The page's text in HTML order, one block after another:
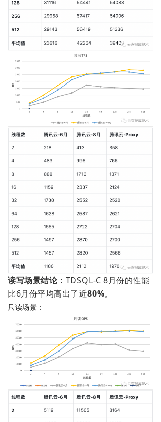
读写场景结论： TDSQL-C 8月份的性能
比6月份平均高出了近80%。
只读场景：